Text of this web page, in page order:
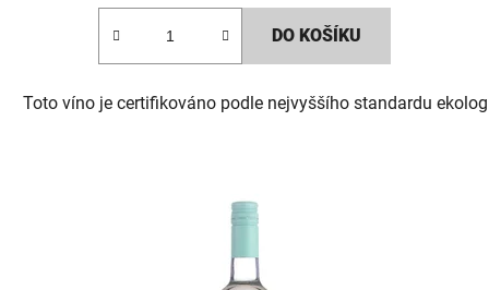
DO KOŠÍKU
Toto víno je certifikováno podle nejvyššího standardu